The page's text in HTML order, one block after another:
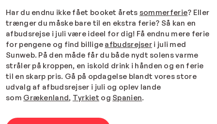
Har du endnu ikke fået booket årets sommerferie? Eller
trænger du måske bare til en ekstra ferie? Så kan en
afbudsrejse i juli være ideel for dig! Få endnu mere ferie
for pengene og find billige afbudsrejser i juli med
Sunweb. På den måde får du både nydt solens varme
stråler på kroppen, en iskold drink i hånden og en ferie
til en skarp pris. Gå på opdagelse blandt vores store
udvalg af afbudsrejser i juli og oplev lande
som Grækenland, Tyrkiet og Spanien.